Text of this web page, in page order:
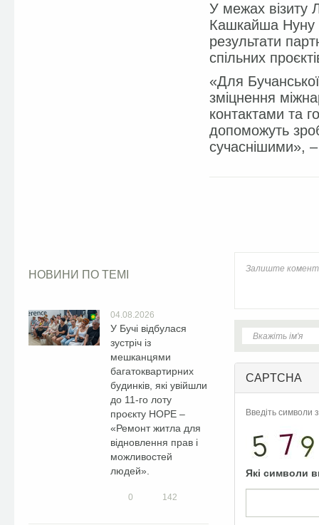
У межах візиту
Кашкайша Нуну
результати
спільних
«Для
зміцнення
контактами та
допоможуть
сучаснішими»,
НОВИНИ ПО ТЕМІ
04.08.2026
У Бучі відбулася
зустріч із
мешканцями
багатоквартирних
будинків, які увійшли
до 11-го лоту
проєкту HOPE –
«Ремонт житла для
відновлення прав і
можливостей
людей».
0 142
CAPTCHA
Введіть символи
Які символи